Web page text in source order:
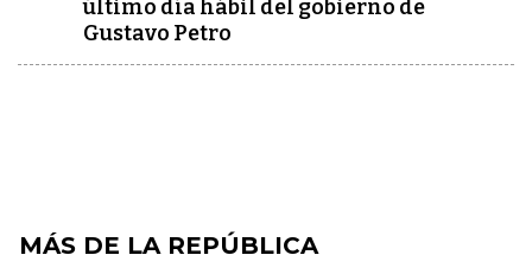
último día hábil del gobierno de
Gustavo Petro
MÁS DE LA REPÚBLICA